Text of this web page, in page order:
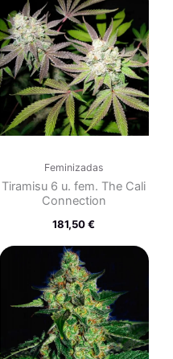
Feminizadas
Tiramisu 6 u. fem. The Cali
Connection
181,50€